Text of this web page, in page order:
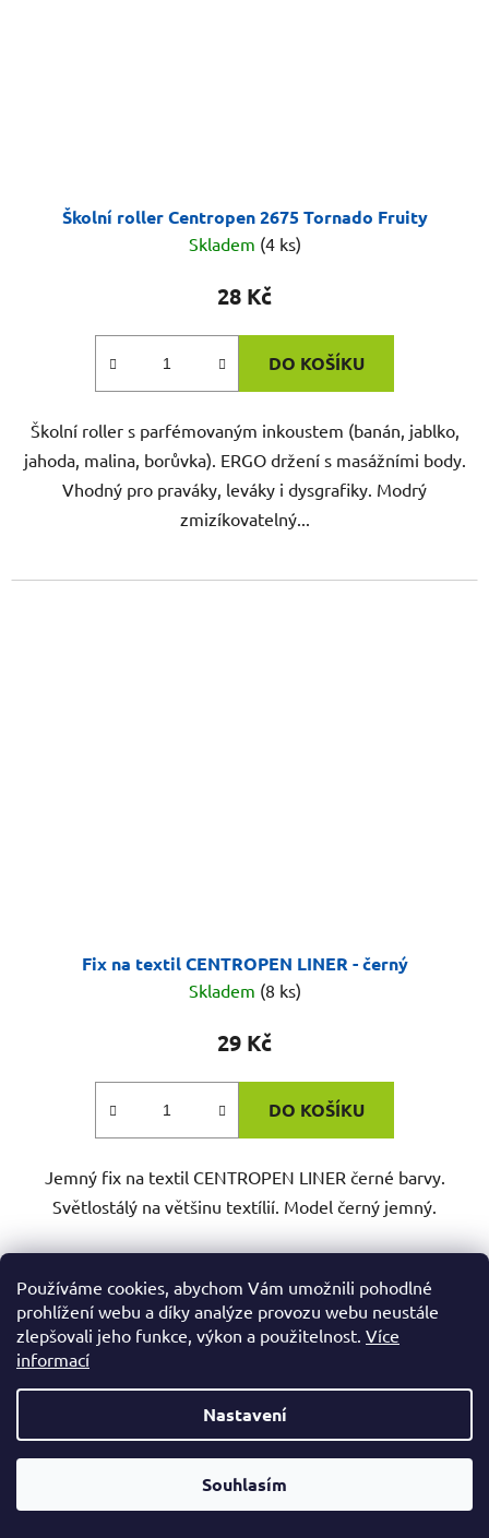
Používáme cookies, abychom Vám umožnili pohodlné
prohlížení webu a díky analýze provozu webu neustále
zlepšovali jeho funkce, výkon a použitelnost. Více
informací
Nastavení
Souhlasím
Od čtvrtka 6.8. do úterý 11.8. máme mimořádně zavřeno.
Školní roller Centropen 2675 Tornado Fruity
Skladem (4 ks)
28 Kč
DO KOŠÍKU
Školní roller s parfémovaným inkoustem (banán, jablko,
jahoda, malina, borůvka). ERGO držení s masážními body.
Vhodný pro praváky, leváky i dysgrafiky. Modrý
zmizíkovatelný...
Fix na textil CENTROPEN LINER - černý
Skladem (8 ks)
29 Kč
DO KOŠÍKU
Jemný fix na textil CENTROPEN LINER černé barvy.
Světlostálý na většinu textílií. Model černý jemný.